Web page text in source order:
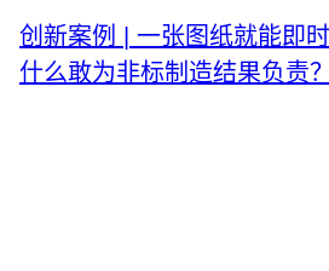
创新案例 | 一张图纸就能即
什么敢为非标制造结果负责？